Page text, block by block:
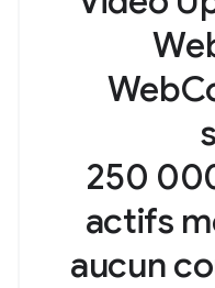
250
actifs
aucun